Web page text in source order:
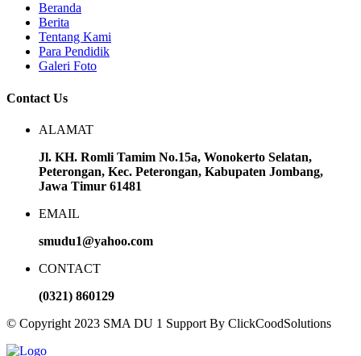
Beranda
Berita
Tentang Kami
Para Pendidik
Galeri Foto
Contact Us
ALAMAT
Jl. KH. Romli Tamim No.15a, Wonokerto Selatan,
Peterongan, Kec. Peterongan, Kabupaten Jombang,
Jawa Timur 61481
EMAIL
smudu1@yahoo.com
CONTACT
(0321) 860129
© Copyright 2023 SMA DU 1 Support By ClickCoodSolutions